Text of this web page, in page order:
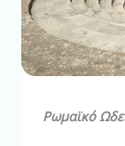
Ρωμαϊκό